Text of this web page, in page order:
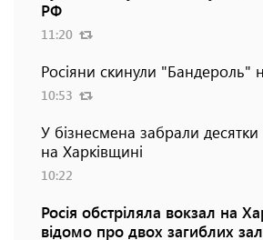
РФ
11:20
Росіяни скинули "Бандероль"
10:53
У бізнесмена забрали десятки
на Харківщині
10:22
Росія обстріляла вокзал на
відомо про двох загиблих